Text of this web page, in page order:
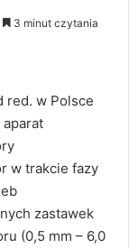
3 minut czytania
red. w Polsce
aparat
w trakcie fazy
zastawek
(0,5 mm – 6,0